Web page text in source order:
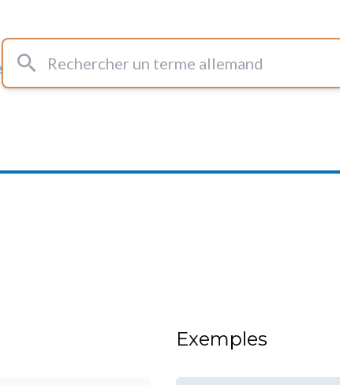
Rechercher un terme allemand
Exemples